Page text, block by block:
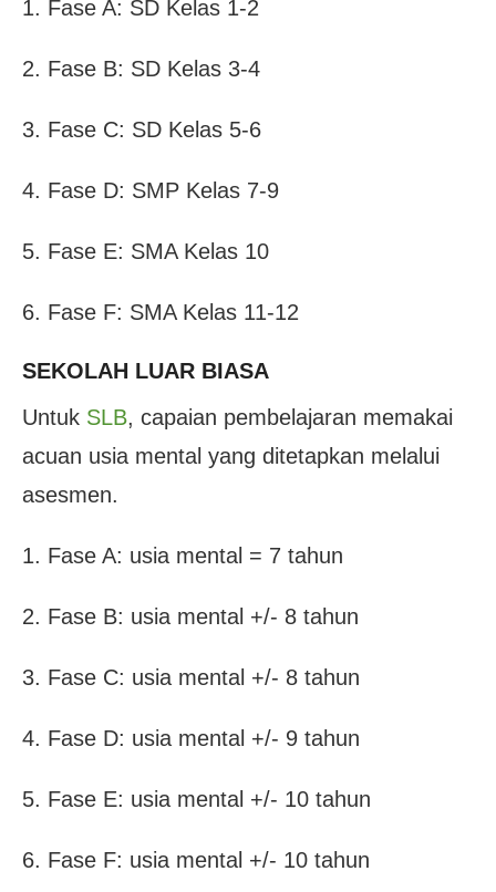
1. Fase A: SD Kelas 1-2
2. Fase B: SD Kelas 3-4
3. Fase C: SD Kelas 5-6
4. Fase D: SMP Kelas 7-9
5. Fase E: SMA Kelas 10
6. Fase F: SMA Kelas 11-12
SEKOLAH LUAR BIASA
Untuk SLB, capaian pembelajaran memakai
acuan usia mental yang ditetapkan melalui
asesmen.
1. Fase A: usia mental = 7 tahun
2. Fase B: usia mental +/- 8 tahun
3. Fase C: usia mental +/- 8 tahun
4. Fase D: usia mental +/- 9 tahun
5. Fase E: usia mental +/- 10 tahun
6. Fase F: usia mental +/- 10 tahun